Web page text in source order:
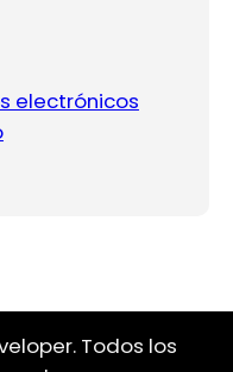
electrónicos
Todos los